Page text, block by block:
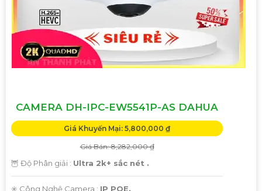
CAMERA DH-IPC-EW5541P-AS DAHUA
Giá Khuyến Mại: 5,800,000 ₫
Giá Bán: 8,282,000 ₫
🦉 Độ Phân giải : Ultra 2k+ sắc nét .
✳️ Công Nghệ Camera : IP POE.